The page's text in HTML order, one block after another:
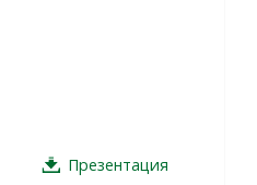
Презентация